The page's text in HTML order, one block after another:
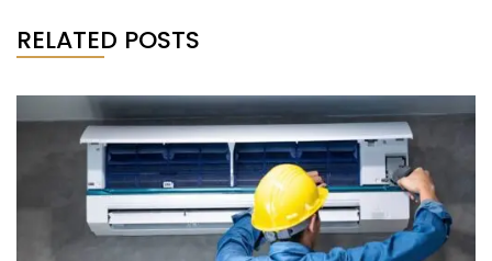
RELATED POSTS